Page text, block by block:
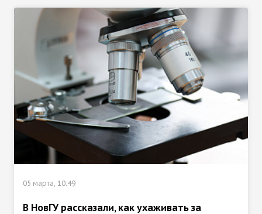
05 марта, 10:49
В НовГУ рассказали, как ухаживать за